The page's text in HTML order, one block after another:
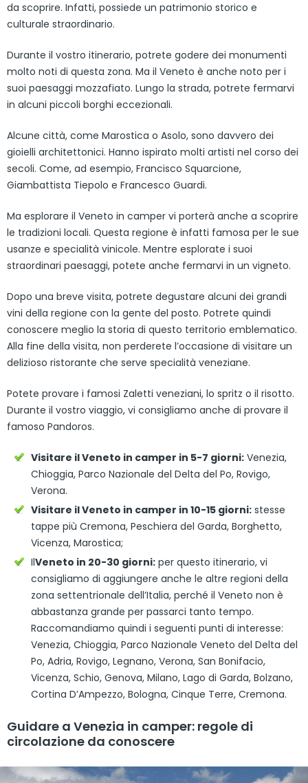
da scoprire. Infatti, possiede un patrimonio storico e
culturale straordinario.
Durante il vostro itinerario, potrete godere dei monumenti
molto noti di questa zona. Ma il Veneto è anche noto per i
suoi paesaggi mozzafiato. Lungo la strada, potrete fermarvi
in alcuni piccoli borghi eccezionali.
Alcune città, come Marostica o Asolo, sono davvero dei
gioielli architettonici. Hanno ispirato molti artisti nel corso dei
secoli. Come, ad esempio, Francisco Squarcione,
Giambattista Tiepolo e Francesco Guardi.
Ma esplorare il Veneto in camper vi porterà anche a scoprire
le tradizioni locali. Questa regione è infatti famosa per le sue
usanze e specialità vinicole. Mentre esplorate i suoi
straordinari paesaggi, potete anche fermarvi in un vigneto.
Dopo una breve visita, potrete degustare alcuni dei grandi
vini della regione con la gente del posto. Potrete quindi
conoscere meglio la storia di questo territorio emblematico.
Alla fine della visita, non perderete l’occasione di visitare un
delizioso ristorante che serve specialità veneziane.
Potete provare i famosi Zaletti veneziani, lo spritz o il risotto.
Durante il vostro viaggio, vi consigliamo anche di provare il
famoso Pandoros.
Visitare il Veneto in camper in 5-7 giorni: Venezia,
Chioggia, Parco Nazionale del Delta del Po, Rovigo,
Verona.
Visitare il Veneto in camper in 10-15 giorni: stesse
tappe più Cremona, Peschiera del Garda, Borghetto,
Vicenza, Marostica;
IlVeneto in 20-30 giorni: per questo itinerario, vi
consigliamo di aggiungere anche le altre regioni della
zona settentrionale dell’Italia, perché il Veneto non è
abbastanza grande per passarci tanto tempo.
Raccomandiamo quindi i seguenti punti di interesse:
Venezia, Chioggia, Parco Nazionale Veneto del Delta del
Po, Adria, Rovigo, Legnano, Verona, San Bonifacio,
Vicenza, Schio, Genova, Milano, Lago di Garda, Bolzano,
Cortina D’Ampezzo, Bologna, Cinque Terre, Cremona.
Guidare a Venezia in camper: regole di
circolazione da conoscere